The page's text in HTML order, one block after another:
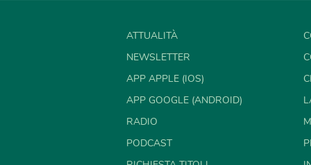
ATTUALITÀ
NEWSLETTER
APP APPLE (IOS)
APP GOOGLE (ANDROID)
RADIO
PODCAST